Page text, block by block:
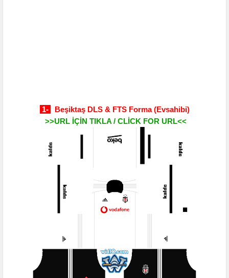
1- Beşiktaş DLS & FTS Forma(Evsahibi)
>>URL İÇİN TIKLA / CLİCK FOR URL<<